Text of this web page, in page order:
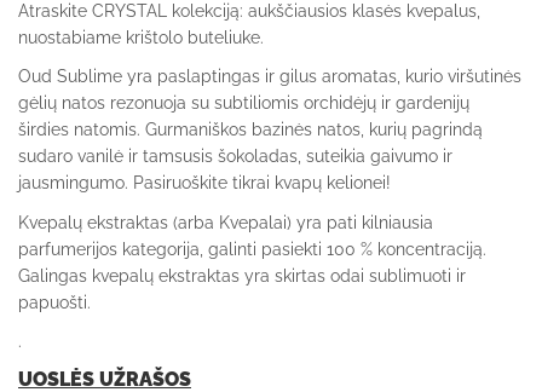
Atraskite CRYSTAL kolekciją: aukščiausios klasės kvepalus,
nuostabiame krištolo buteliuke.
Oud Sublime yra paslaptingas ir gilus aromatas, kurio viršutinės
gėlių natos rezonuoja su subtiliomis orchidėjų ir gardenijų
širdies natomis. Gurmaniškos bazinės natos, kurių pagrindą
sudaro vanilė ir tamsusis šokoladas, suteikia gaivumo ir
jausmingumo. Pasiruoškite tikrai kvapų kelionei!
Kvepalų ekstraktas (arba Kvepalai) yra pati kilniausia
parfumerijos kategorija, galinti pasiekti 100 % koncentraciją.
Galingas kvepalų ekstraktas yra skirtas odai sublimuoti ir
papuošti.
.
UOSLĖS UŽRAŠOS